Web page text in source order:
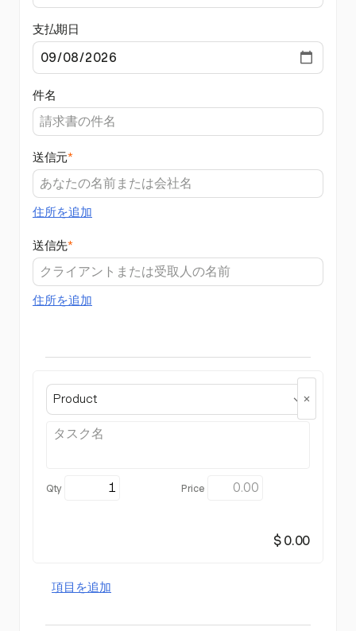
支払期日
件名
送信元*
住所を追加
送信先*
住所を追加
Product
$ 0.00
項目を追加